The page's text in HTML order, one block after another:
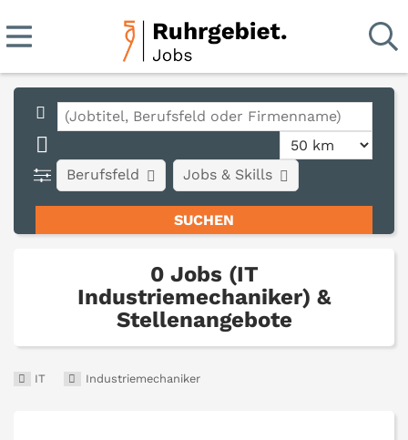
Berufsfeld Jobs & Skills
0 Jobs (IT
Industriemechaniker) &
Stellenangebote
IT Industriemechaniker